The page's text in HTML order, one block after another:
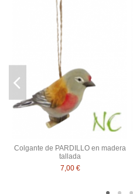
Colgante de PARDILLO en madera
tallada
7,00 €